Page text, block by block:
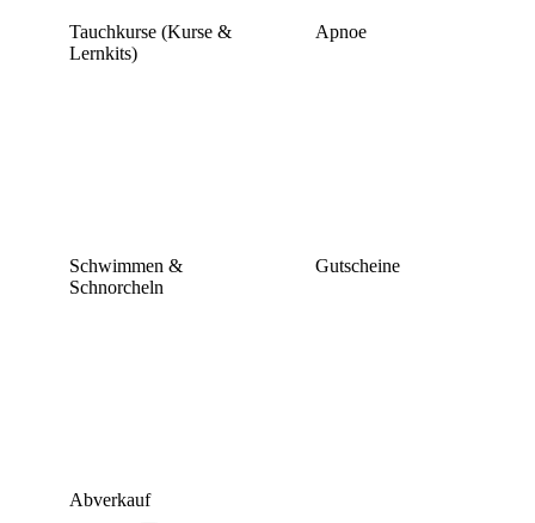
Tauchkurse (Kurse &
Lernkits)
Apnoe
Schwimmen &
Schnorcheln
Gutscheine
Abverkauf